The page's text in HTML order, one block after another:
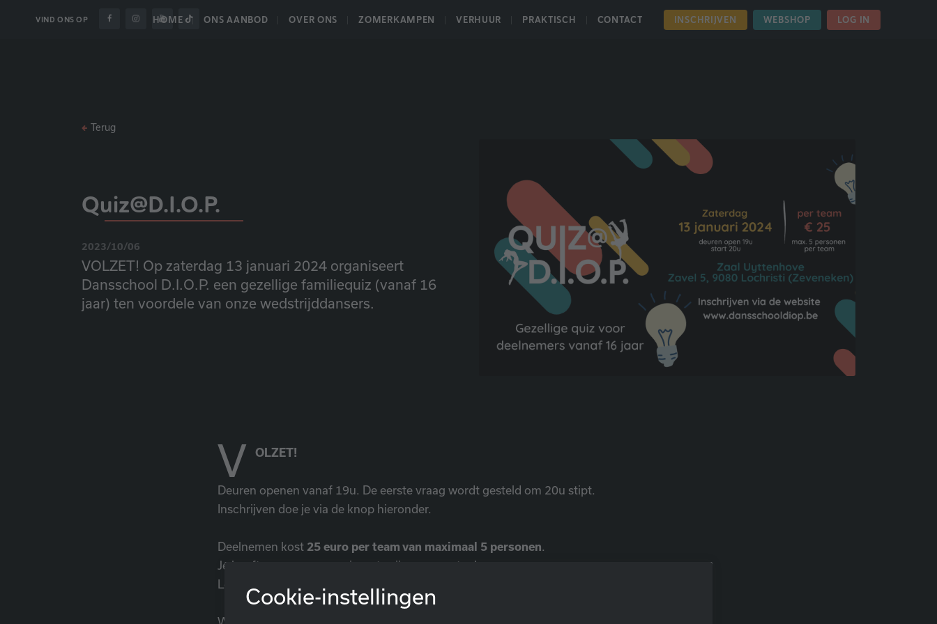
VIND ONS OP HOME ONS AANBOD OVER ONS ZOMERKAMPEN VERHUUR PRAKTISCH CONTACT INSCHRIJVEN WEBSHOP LOG IN
Quiz@D.I.O.P.
2023/10/06
VOLZET! Op zaterdag 13 januari 2024 organiseert
Dansschool D.I.O.P. een gezellige familiequiz (vanaf 16
jaar) ten voordele van onze wedstrijddansers.
Terug
V OLZET!
Deuren openen vanaf 19u. De eerste vraag wordt gesteld om 20u stipt.
Inschrijven doe je via de knop hieronder.
Deelnemen kost 25 euro per team van maximaal 5 personen.
Je hoeft geen ervaren quizzer te zijn om mee te doen.
Locatie:Cookie-instellingen